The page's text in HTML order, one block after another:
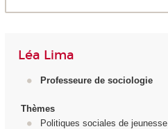
Léa Lima
Professeure de sociologie
Thèmes
Politiques sociales de jeunesse